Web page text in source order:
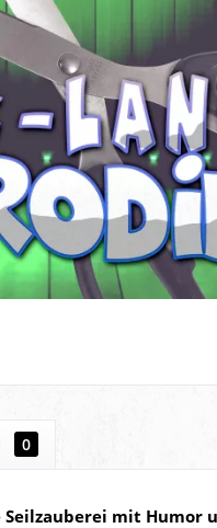
0
Seilzauberei mit Humor